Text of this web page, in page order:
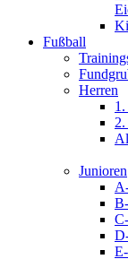
Fußball
Herren
Junioren